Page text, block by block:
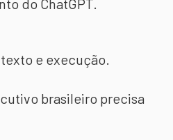
do ChatGPT.
e execução.
brasileiro precisa